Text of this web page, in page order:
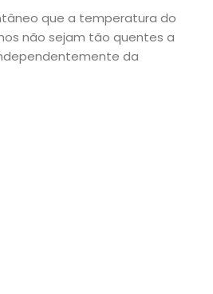
que a temperatura do
não sejam tão quentes a
da